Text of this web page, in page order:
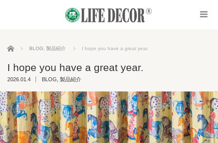
ホーム BLOG 製品紹介 I hope you have a great year.
I hope you have a great year.
2026.01.4 BLOG 製品紹介